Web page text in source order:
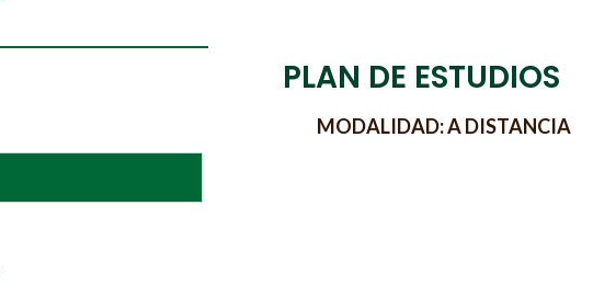
PLAN DE ESTUDIOS
MODALIDAD: A DISTANCIA